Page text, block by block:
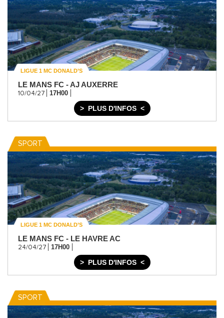
LIGUE 1 MC DONALD’S
LE MANS FC - AJ AUXERRE
10/04/27 17H00
PLUS D'INFOS
SPORT
LIGUE 1 MC DONALD’S
LE MANS FC - LE HAVRE AC
24/04/27 17H00
PLUS D'INFOS
SPORT